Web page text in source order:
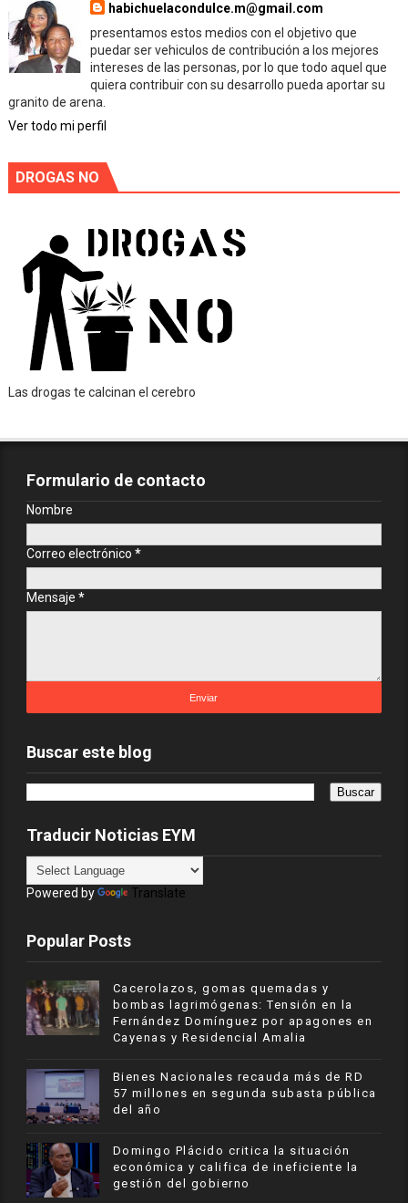
habichuelacondulce.m@gmail.com
presentamos estos medios con el objetivo que
puedar ser vehiculos de contribución a los mejores
intereses de las personas, por lo que todo aquel que
quiera contribuir con su desarrollo pueda aportar su
granito de arena.
Ver todo mi perfil
DROGAS NO
Las drogas te calcinan el cerebro
Formulario de contacto
Nombre
Correo electrónico *
Mensaje *
Buscar este blog
Traducir Noticias EYM
Powered by Translate
Popular Posts
Cacerolazos, gomas quemadas y
bombas lagrimógenas: Tensión en la
Fernández Domínguez por apagones en
Cayenas y Residencial Amalia
Bienes Nacionales recauda más de RD
57 millones en segunda subasta pública
del año
​Domingo Plácido critica la situación
económica y califica de ineficiente la
gestión del gobierno